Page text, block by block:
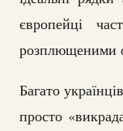
європейці
розплющеними
Багато
просто